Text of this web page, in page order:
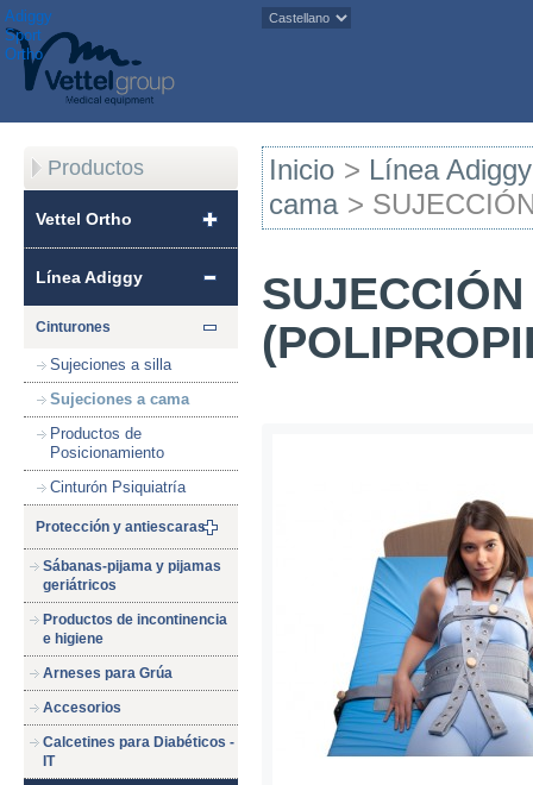
Adiggy
Sport
Ortho
Productos
Vettel Ortho
Línea Adiggy
Cinturones
Sujeciones a silla
Sujeciones a cama
Productos de
Posicionamiento
Cinturón Psiquiatría
Protección y antiescaras
Sábanas-pijama y pijamas
geriátricos
Productos de incontinencia
e higiene
Arneses para Grúa
Accesorios
Calcetines para Diabéticos -
IT
Inicio > Línea Adiggy
cama >